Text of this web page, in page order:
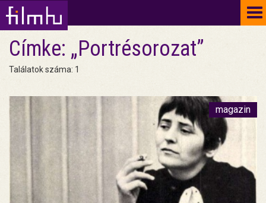
Címke: „Portrésorozat”
Találatok száma: 1
magazin